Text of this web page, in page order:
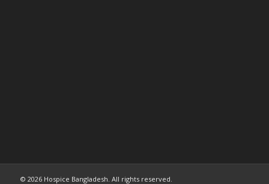
© 2026 Hospice Bangladesh. All rights reserved.